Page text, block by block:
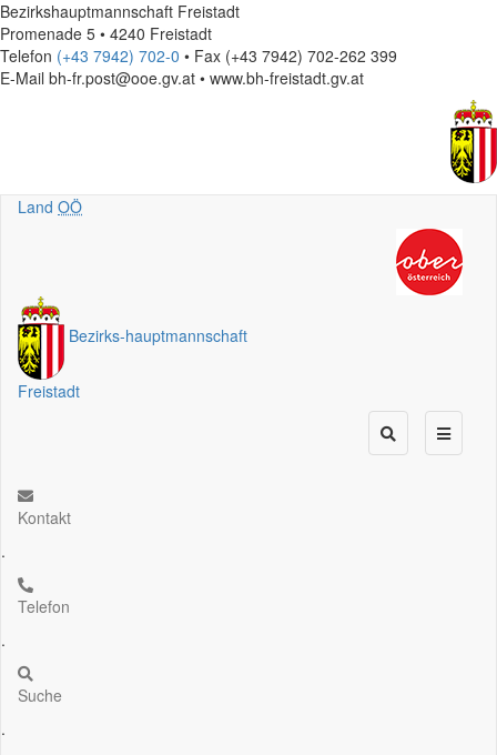
Bezirkshauptmannschaft Freistadt
Promenade 5 • 4240 Freistadt
Telefon (+43 7942) 702-0 • Fax (+43 7942) 702-262 399
E-Mail bh-fr.post@ooe.gv.at • www.bh-freistadt.gv.at
Land OÖ
Bezirks-hauptmannschaft
Freistadt
Kontakt
.
Telefon
.
Suche
.